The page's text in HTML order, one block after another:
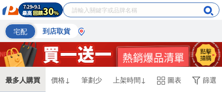
宅配 到店取貨
最多人購買 價格↓ 筆劃少 上架時間↓ 圖表 篩選